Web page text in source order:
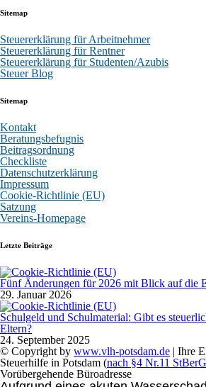
Sitemap
Steuererklärung für Arbeitnehmer
Steuererklärung für Rentner
Steuererklärung für Studenten/Azubis
Steuer Blog
Sitemap
Kontakt
Beratungsbefugnis
Beitragsordnung
Checkliste
Datenschutzerklärung
Impressum
Cookie-Richtlinie (EU)
Satzung
Vereins-Homepage
Letzte Beiträge
Fünf Änderungen für 2026 mit Blick auf die
29. Januar 2026
Schulgeld und Schulmaterial: Gibt es
Eltern?
24. September 2025
© Copyright by www.vlh-potsdam.de | Ihre
Steuerhilfe in Potsdam (nach §4 Nr.11
Vorübergehende Büroadresse